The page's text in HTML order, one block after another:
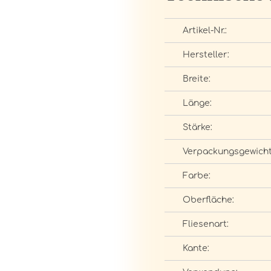
Artikel-Nr.:
Hersteller:
Breite:
Länge:
Stärke:
Farbe:
Oberfläche:
Fliesenart:
Kante: